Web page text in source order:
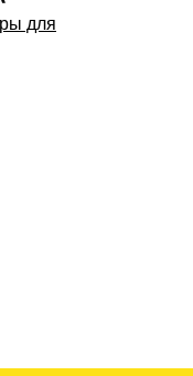
для